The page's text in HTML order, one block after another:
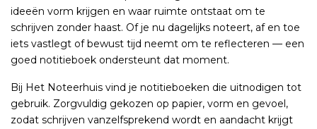
ideeën vorm krijgen en waar ruimte ontstaat om te
schrijven zonder haast. Of je nu dagelijks noteert, af en toe
iets vastlegt of bewust tijd neemt om te reflecteren — een
goed notitieboek ondersteunt dat moment.
Bij Het Noteerhuis vind je notitieboeken die uitnodigen tot
gebruik. Zorgvuldig gekozen op papier, vorm en gevoel,
zodat schrijven vanzelfsprekend wordt en aandacht krijgt